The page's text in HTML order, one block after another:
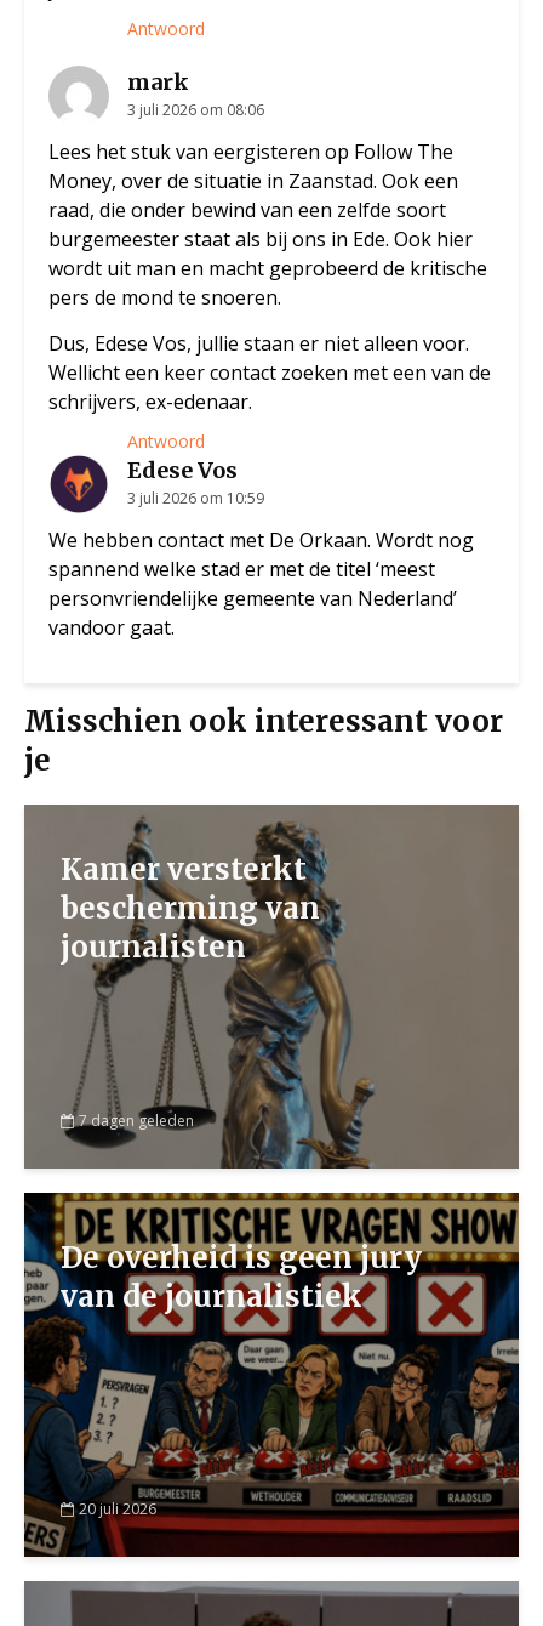
Antwoord
mark
3 juli 2026 om 08:06
Lees het stuk van eergisteren op Follow The
Money, over de situatie in Zaanstad. Ook een
raad, die onder bewind van een zelfde soort
burgemeester staat als bij ons in Ede. Ook hier
wordt uit man en macht geprobeerd de kritische
pers de mond te snoeren.
Dus, Edese Vos, jullie staan er niet alleen voor.
Wellicht een keer contact zoeken met een van de
schrijvers, ex-edenaar.
Antwoord
Edese Vos
3 juli 2026 om 10:59
We hebben contact met De Orkaan. Wordt nog
spannend welke stad er met de titel ‘meest
personvriendelijke gemeente van Nederland’
vandoor gaat.
Misschien ook interessant voor
je
Kamer versterkt
bescherming van
journalisten
7 dagen geleden
De overheid is geen jury
van de journalistiek
20 juli 2026